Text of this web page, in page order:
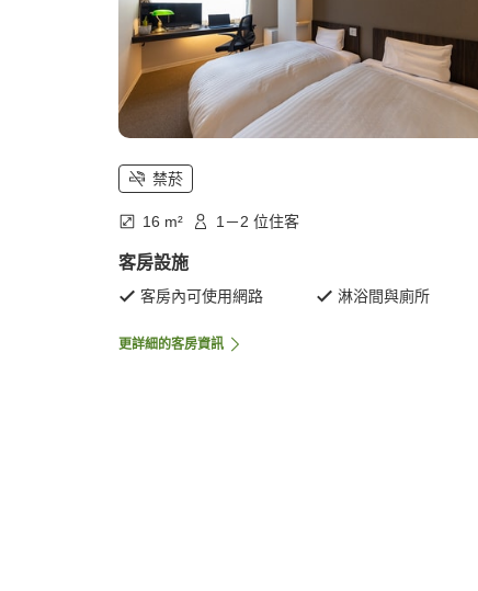
禁菸
16 m² 1－2 位住客
客房設施
客房內可使用網路 淋浴間與廁所
更詳細的客房資訊